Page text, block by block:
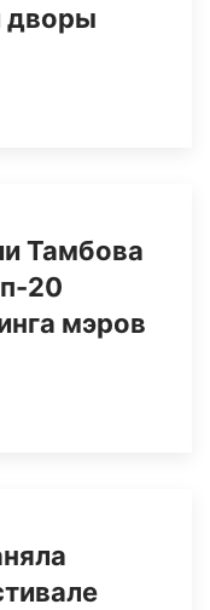
дворы
Тамбова
20
мэров